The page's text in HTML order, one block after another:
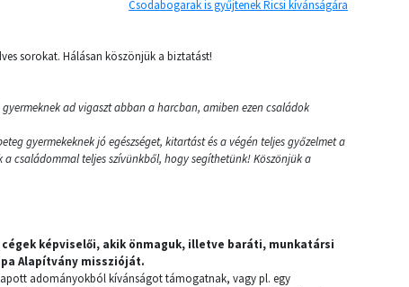
Csodabogarak is gyűjtenek Ricsi kívánságára
sorokat. Hálásan köszönjük a biztatást!
ad vigaszt abban a harcban, amiben ezen családok
gyermekeknek jó egészséget, kitartást és a végén teljes győzelmet a
családommal teljes szívünkből, hogy segíthetünk! Köszönjük a
képviselői, akik önmaguk, illetve baráti, munkatársi
Alapítvány misszióját.
adományokból kívánságot támogatnak, vagy pl. egy